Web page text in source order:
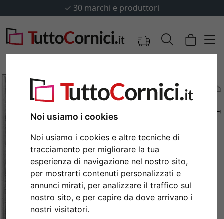
Noi usiamo i cookies
Noi usiamo i cookies e altre tecniche di
tracciamento per migliorare la tua
esperienza di navigazione nel nostro sito,
per mostrarti contenuti personalizzati e
annunci mirati, per analizzare il traffico sul
nostro sito, e per capire da dove arrivano i
nostri visitatori.
✓ 30 marchi e produttori
Indietro